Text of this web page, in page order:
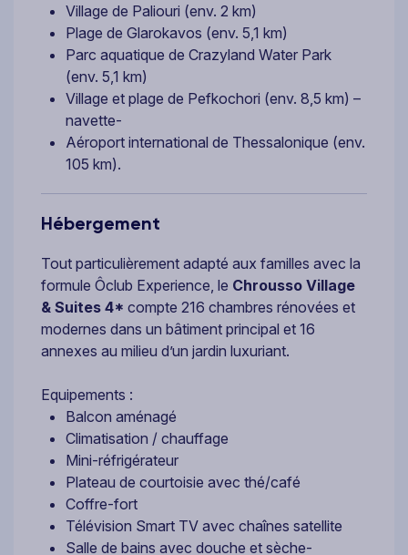
Village de Paliouri (env. 2 km)
Plage de Glarokavos (env. 5,1 km)
Parc aquatique de Crazyland Water Park
(env. 5,1 km)
Village et plage de Pefkochori (env. 8,5 km) –
navette-
Aéroport international de Thessalonique (env.
105 km).
Hébergement
Tout particulièrement adapté aux familles avec la
formule Ôclub Experience, le Chrousso Village
& Suites 4* compte 216 chambres rénovées et
modernes dans un bâtiment principal et 16
annexes au milieu d’un jardin luxuriant.
Equipements :
Balcon aménagé
Climatisation / chauffage
Mini-réfrigérateur
Plateau de courtoisie avec thé/café
Coffre-fort
Télévision Smart TV avec chaînes satellite
Salle de bains avec douche et sèche-